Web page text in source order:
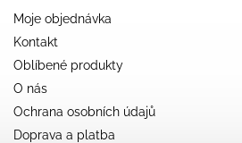
Moje objednávka
Kontakt
Oblíbené produkty
O nás
Ochrana osobních údajů
Doprava a platba